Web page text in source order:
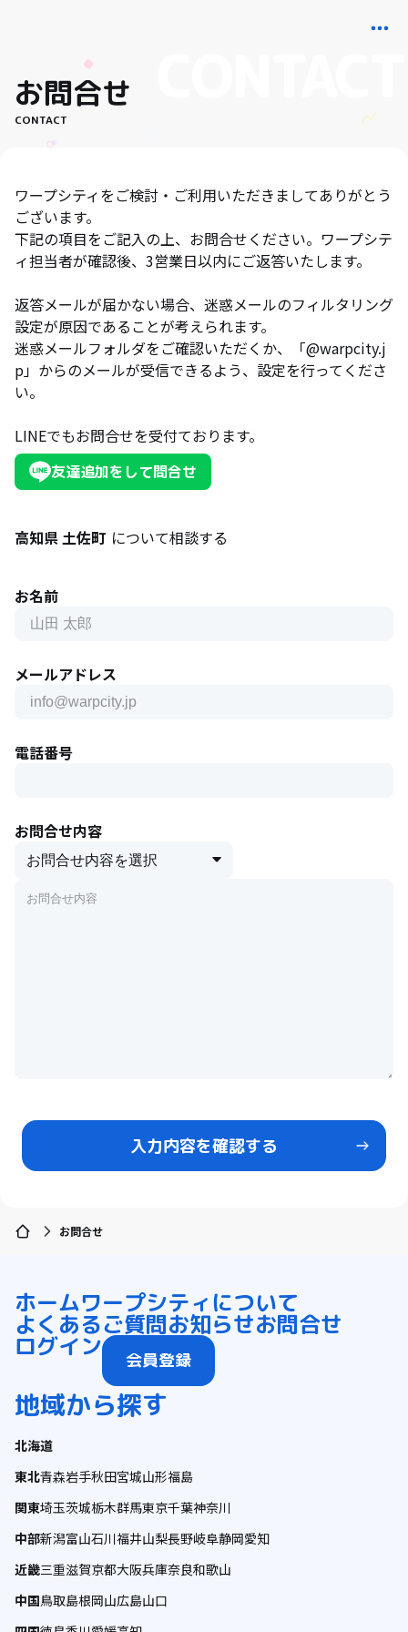
お問合せ
CONTACT
ワープシティをご検討・ご利用いただきましてありがとう
ございます。
下記の項目をご記入の上、お問合せください。ワープシテ
ィ担当者が確認後、3営業日以内にご返答いたします。
返答メールが届かない場合、迷惑メールのフィルタリング
設定が原因であることが考えられます。
迷惑メールフォルダをご確認いただくか、「@warpcity.j
p」からのメールが受信できるよう、設定を行ってくださ
い。
LINEでもお問合せを受付ております。
友達追加をして問合せ
高知県 土佐町 について相談する
お名前
メールアドレス
電話番号
お問合せ内容
入力内容を確認する
お問合せ
ホームワープシティについて
よくあるご質問お知らせお問合せ
ログイン 会員登録
地域から探す
北海道
東北青森岩手秋田宮城山形福島
関東埼玉茨城栃木群馬東京千葉神奈川
中部新潟富山石川福井山梨長野岐阜静岡愛知
近畿三重滋賀京都大阪兵庫奈良和歌山
中国鳥取島根岡山広島山口